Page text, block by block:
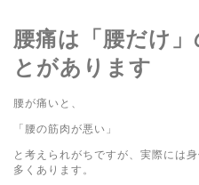
腰痛は「腰だけ
とがあります
腰が痛いと、
「腰の筋肉が悪い」
と考えられがちですが、実際には
多くあります。